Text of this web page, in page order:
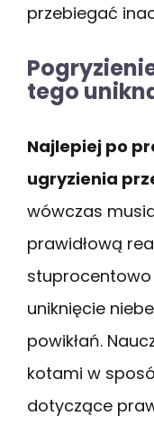
przebiegać
tego
Najlepiej po
ugryzienia
wówczas
prawidłową
uniknięcie
powikłań.
kotami w
dotyczące